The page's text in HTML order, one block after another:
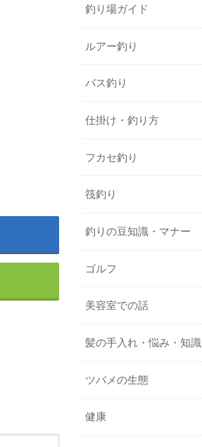
釣り場ガイド
ルアー釣り
バス釣り
仕掛け・釣り方
フカセ釣り
筏釣り
釣りの豆知識・マナー
ゴルフ
美容室での話
髪の手入れ・悩み・知識
ツバメの生態
健康